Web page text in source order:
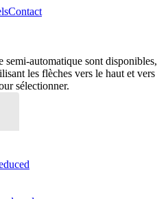
Contact
semi-automatique sont disponibles,
les flèches vers le haut et vers
sélectionner.